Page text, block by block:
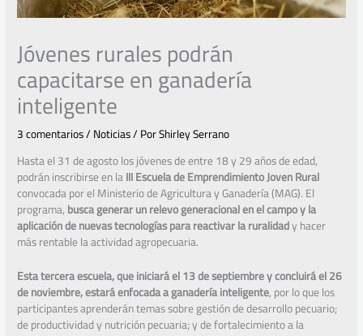
Jóvenes rurales podrán
capacitarse en ganadería
inteligente
3 comentarios/Noticias/ PorShirley Serrano
Hasta el 31 de agosto los jóvenes de entre 18 y 29 años de edad,
podrán inscribirse en laIII Escuela de Emprendimiento Joven Rural
convocada por el Ministerio de Agricultura y Ganadería (MAG). El
programa,busca generar un relevo generacional en el campo y la
aplicación de nuevas tecnologías para reactivar la ruralidady hacer
más rentable la actividad agropecuaria.
Esta tercera escuela, que iniciará el 13 de septiembre y concluirá el 26
de noviembre, estará enfocada a ganadería inteligente, por lo que los
participantes aprenderán temas sobre gestión de desarrollo pecuario;
de productividad y nutrición pecuaria; y de fortalecimiento a la